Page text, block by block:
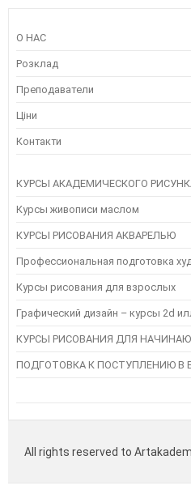
О НАС
Розклад
Преподаватели
Ціни
Контакти
КУРСЫ АКАДЕМИЧЕСКОГО
Курсы живописи маслом
КУРСЫ РИСОВАНИЯ АКВАРЕЛЬЮ
Профессиональная подготовка
Курсы рисования для взрослых
Графический дизайн – курсы 2d
КУРСЫ РИСОВАНИЯ ДЛЯ
ПОДГОТОВКА К ПОСТУПЛЕНИЮ В
All rights reserved to